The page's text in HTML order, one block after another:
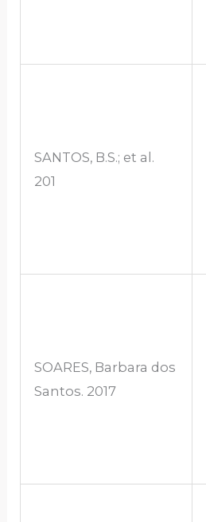
SANTOS, B.S.; et al.
201
SOARES, Barbara dos
Santos. 2017